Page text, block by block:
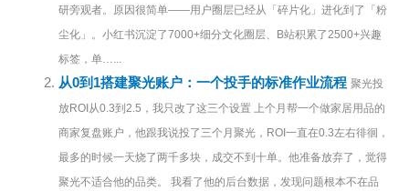
研旁观者。原因很简单——用户圈层已经从「碎片化」进化到了「粉
尘化」。小红书沉淀了7000+细分文化圈层、B站积累了2500+兴趣
标签，单…...
从0到1搭建聚光账户：一个投手的标准作业流程 聚光投
放ROI从0.3到2.5，我只改了这三个设置 上个月帮一个做家居用品的
商家复盘账户，他跟我说投了三个月聚光，ROI一直在0.3左右徘徊，
最多的时候一天烧了两千多块，成交不到十单。他准备放弃了，觉得
聚光不适合他的品类。 我看了他的后台数据，发现问题根本不在品